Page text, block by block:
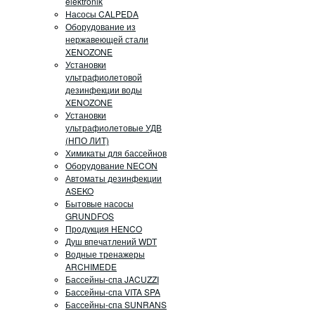
Насосы CALPEDA
Оборудование из
нержавеющей стали
XENOZONE
Установки
ультрафиолетовой
дезинфекции воды
XENOZONE
Установки
ультрафиолетовые УДВ
(НПО ЛИТ)
Химикаты для бассейнов
Оборудование NECON
Автоматы дезинфекции
ASEKO
Бытовые насосы
GRUNDFOS
Продукция HENCO
Душ впечатлений WDT
Водные тренажеры
ARCHIMEDE
Бассейны-спа JACUZZI
Бассейны-спа VITA SPA
Бассейны-спа SUNRANS